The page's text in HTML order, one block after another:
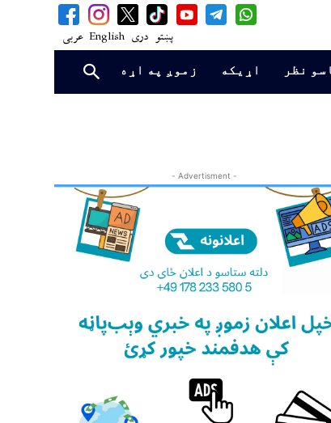
پښتو دری English عربی
نظر اړیکه زموږ په اړه
- Advertisment -